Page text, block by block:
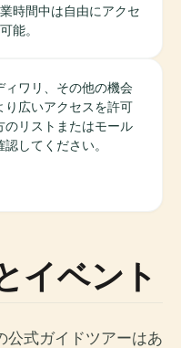
時間中は自由にアクセ
能。
ィワリ、その他の機会
り広いアクセスを許可
のリストまたはモール
してください。
イベント
公式ガイドツアーはあ